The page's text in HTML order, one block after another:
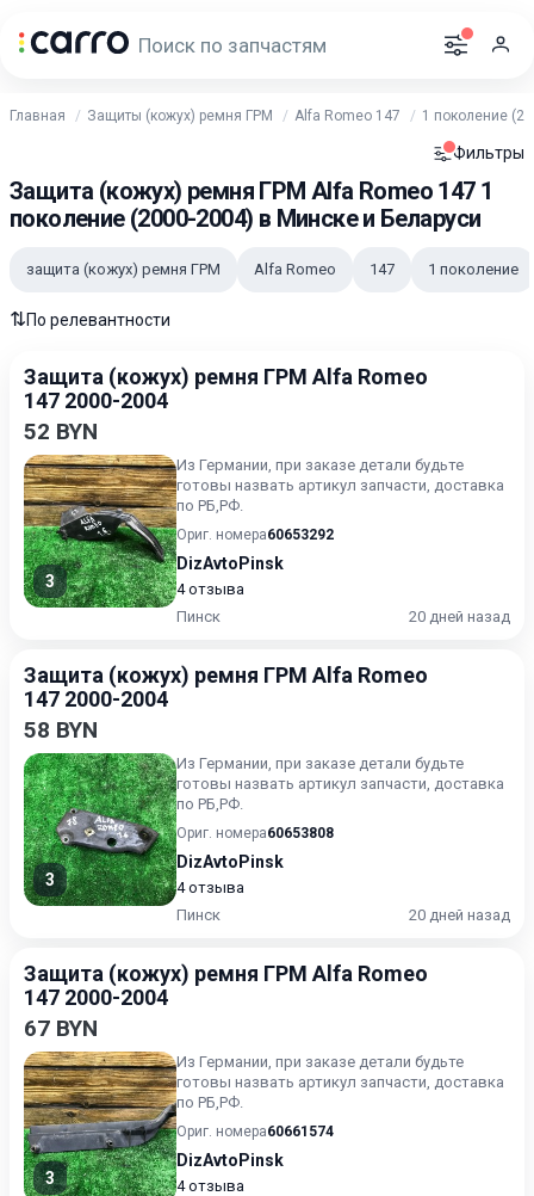
Главная Защиты (кожух) ремня ГРМ Alfa Romeo 147 1 поколение
Фильтры
Защита (кожух) ремня ГРМ Alfa Romeo 147 1
поколение (2000-2004) в Минске и Беларуси
защита (кожух) ремня ГРМ Alfa Romeo 147 1 поколение
⇅По релевантности
Защита (кожух) ремня ГРМ Alfa Romeo
147 2000-2004
52 BYN
3
Из Германии, при заказе детали будьте
готовы назвать артикул запчасти, доставка
по РБ,РФ.
Ориг. номера60653292
DizAvtoPinsk
4 отзыва
Пинск
20 дней назад
Защита (кожух) ремня ГРМ Alfa Romeo
147 2000-2004
58 BYN
3
Из Германии, при заказе детали будьте
готовы назвать артикул запчасти, доставка
по РБ,РФ.
Ориг. номера60653808
DizAvtoPinsk
4 отзыва
Пинск
20 дней назад
Защита (кожух) ремня ГРМ Alfa Romeo
147 2000-2004
67 BYN
3
Из Германии, при заказе детали будьте
готовы назвать артикул запчасти, доставка
по РБ,РФ.
Ориг. номера60661574
DizAvtoPinsk
4 отзыва